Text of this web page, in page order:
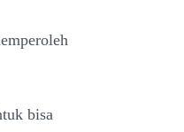
bisa